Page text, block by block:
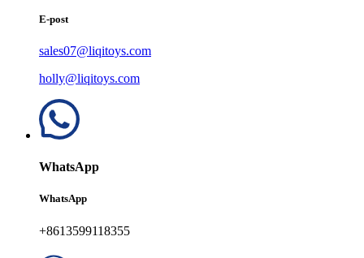
E-post
sales07@liqitoys.com
holly@liqitoys.com
WhatsApp
WhatsApp
+8613599118355